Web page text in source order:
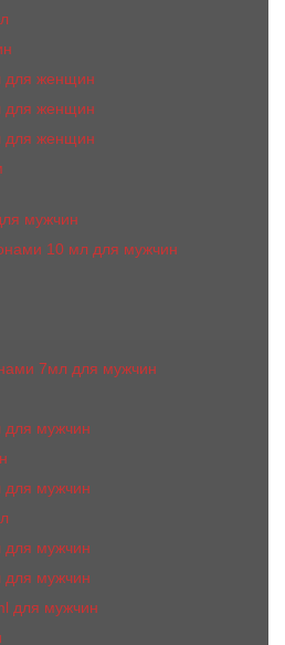
для женщин
для женщин
для женщин
мужчин
10 мл для мужчин
7мл для мужчин
мужчин
мужчин
мужчин
мужчин
для мужчин